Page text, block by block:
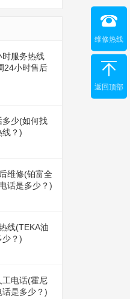
服务热线
24小时售后
多少(如何找
线？)
维修(铂富全
话是多少？)
线(TEKA油
少？)
工电话(霍尼
是多少？)
维修热线
返回顶部